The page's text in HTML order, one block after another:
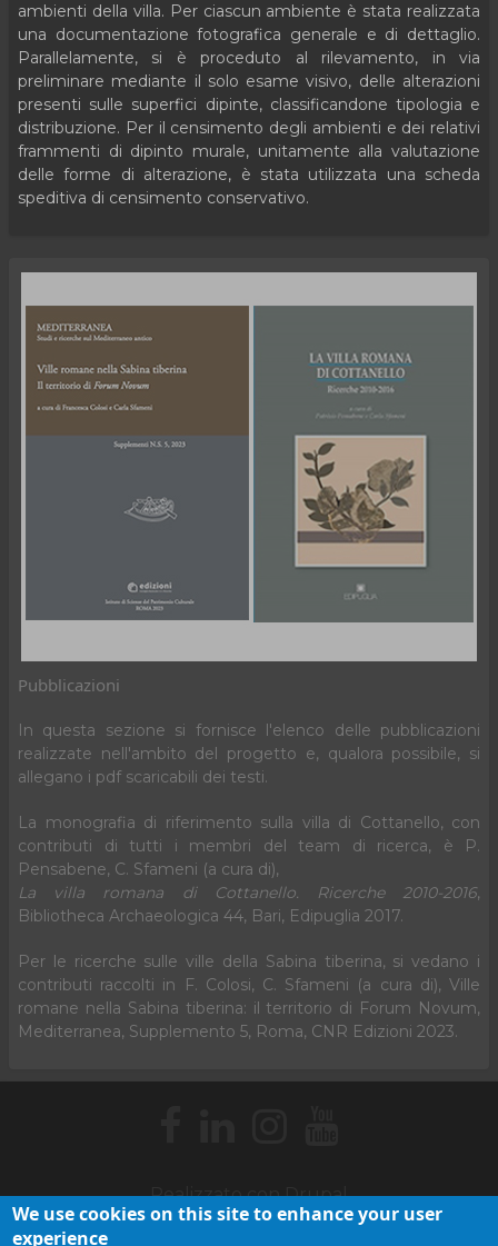
ambienti della villa. Per ciascun ambiente è stata realizzata
una documentazione fotografica generale e di dettaglio.
Parallelamente, si è proceduto al rilevamento, in via
preliminare mediante il solo esame visivo, delle alterazioni
presenti sulle superfici dipinte, classificandone tipologia e
distribuzione. Per il censimento degli ambienti e dei relativi
frammenti di dipinto murale, unitamente alla valutazione
delle forme di alterazione, è stata utilizzata una scheda
speditiva di censimento conservativo.
Pubblicazioni
In questa sezione si fornisce l'elenco delle pubblicazioni
realizzate nell'ambito del progetto e, qualora possibile, si
allegano i pdf scaricabili dei testi.
La monografia di riferimento sulla villa di Cottanello, con
contributi di tutti i membri del team di ricerca, è P.
Pensabene, C. Sfameni (a cura di),
La villa romana di Cottanello. Ricerche 2010-2016,
Bibliotheca Archaeologica 44, Bari, Edipuglia 2017.
Per le ricerche sulle ville della Sabina tiberina, si vedano i
contributi raccolti in F. Colosi, C. Sfameni (a cura di), Ville
romane nella Sabina tiberina: il territorio di Forum Novum,
Mediterranea, Supplemento 5, Roma, CNR Edizioni 2023.
Realizzato conDrupal
Footer
We use cookies on this site to enhance your user
experience